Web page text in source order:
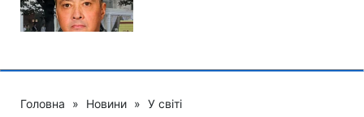
Головна » Новини » У світі